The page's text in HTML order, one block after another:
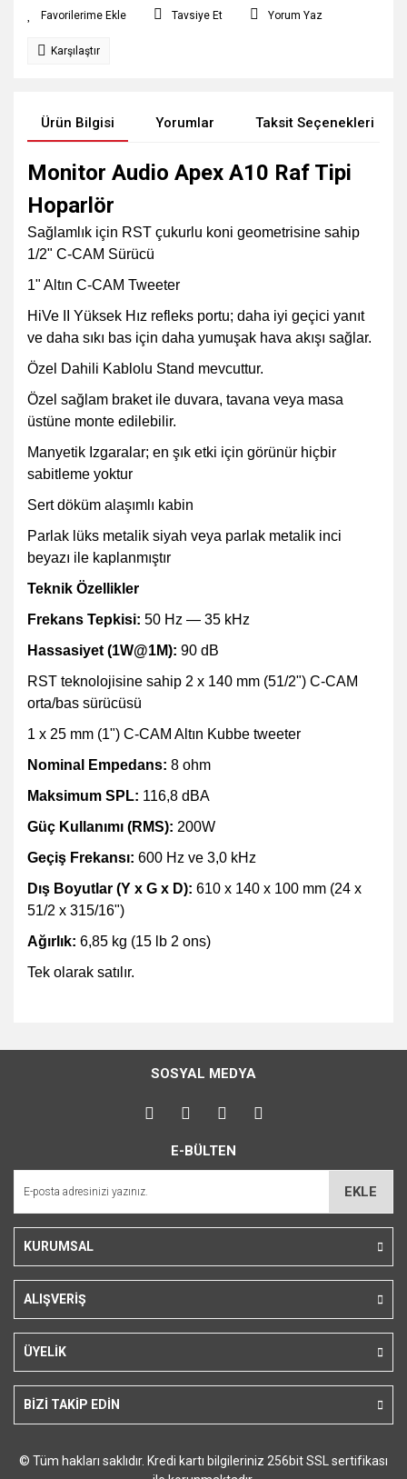
Tavsiye Et Yorum Yaz
Karşılaştır
Ürün Bilgisi Yorumlar Taksit Seçenekleri
Monitor Audio Apex A10 Raf Tipi
Hoparlör
Sağlamlık için RST çukurlu koni geometrisine sahip
1/2" C-CAM Sürücü
1" Altın C-CAM Tweeter
HiVe II Yüksek Hız refleks portu; daha iyi geçici yanıt
ve daha sıkı bas için daha yumuşak hava akışı sağlar.
Özel Dahili Kablolu Stand mevcuttur.
Özel sağlam braket ile duvara, tavana veya masa
üstüne monte edilebilir.
Manyetik Izgaralar; en şık etki için görünür hiçbir
sabitleme yoktur
Sert döküm alaşımlı kabin
Parlak lüks metalik siyah veya parlak metalik inci
beyazı ile kaplanmıştır
Teknik Özellikler
Frekans Tepkisi: 50 Hz — 35 kHz
Hassasiyet (1W@1M): 90 dB
RST teknolojisine sahip 2 x 140 mm (51/2") C-CAM
orta/bas sürücüsü
1 x 25 mm (1") C-CAM Altın Kubbe tweeter
Nominal Empedans: 8 ohm
Maksimum SPL: 116,8 dBA
Güç Kullanımı (RMS): 200W
Geçiş Frekansı: 600 Hz ve 3,0 kHz
Dış Boyutlar (Y x G x D): 610 x 140 x 100 mm (24 x
51/2 x 315/16")
Ağırlık: 6,85 kg (15 lb 2 ons)
Tek olarak satılır.
konularda yetersiz gördüğünüz noktaları öneri formunu
kullanarak tarafımıza iletebilirsiniz.
Görüş ve önerileriniz için teşekkür ederiz.
Ürün açıklamasında eksik bilgiler bulunuyor.
Bu ürüne benzer farklı alternatifler olmalı.
SOSYAL MEDYA
E-BÜLTEN
EKLE
KURUMSAL
ALIŞVERİŞ
ÜYELİK
BİZİ TAKİP EDİN
© Tüm hakları saklıdır. Kredi kartı bilgileriniz 256bit SSL sertifikası